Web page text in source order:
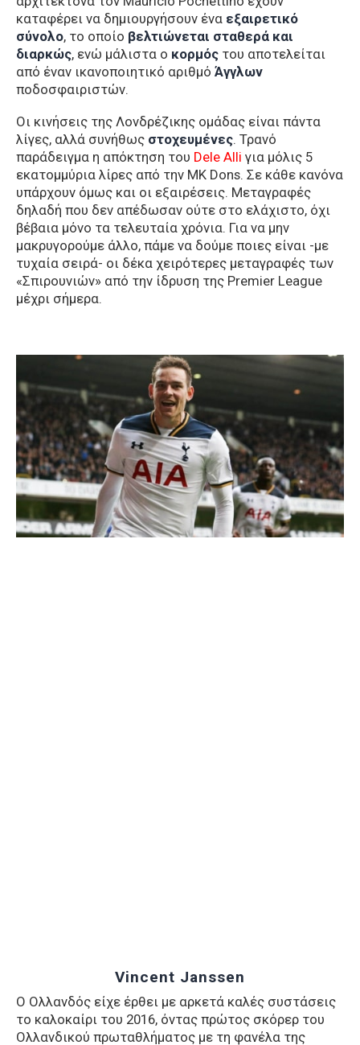
καταφέρει να δημιουργήσουν ένα εξαιρετικό
σύνολο, το οποίο βελτιώνεται σταθερά και
διαρκώς, ενώ μάλιστα ο κορμός του αποτελείται
από έναν ικανοποιητικό αριθμό Άγγλων
ποδοσφαιριστών.
Οι κινήσεις της Λονδρέζικης ομάδας είναι πάντα
λίγες, αλλά συνήθως στοχευμένες. Τρανό
παράδειγμα η απόκτηση του Dele Alli για μόλις 5
εκατομμύρια λίρες από την MK Dons. Σε κάθε κανόνα
υπάρχουν όμως και οι εξαιρέσεις. Μεταγραφές
δηλαδή που δεν απέδωσαν ούτε στο ελάχιστο, όχι
βέβαια μόνο τα τελευταία χρόνια. Για να μην
μακρυγορούμε άλλο, πάμε να δούμε ποιες είναι -με
τυχαία σειρά- οι δέκα χειρότερες μεταγραφές των
«Σπιρουνιών» από την ίδρυση της Premier League
μέχρι σήμερα.
Vincent Janssen
Ο Ολλανδός είχε έρθει με αρκετά καλές συστάσεις
το καλοκαίρι του 2016, όντας πρώτος σκόρερ του
Ολλανδικού πρωταθλήματος με τη φανέλα της